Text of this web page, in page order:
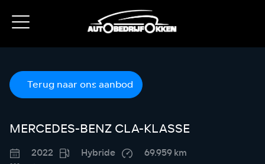
Terug naar ons aanbod
MERCEDES-BENZ CLA-KLASSE
2022 Hybride
69.959 km